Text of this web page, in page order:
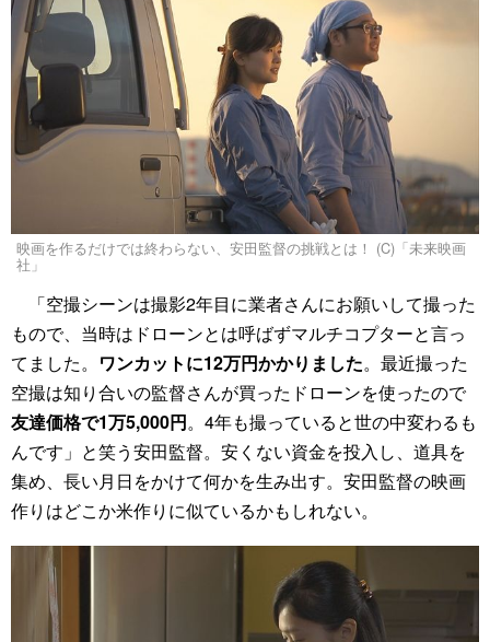
映画を作るだけでは終わらない、安田監督の挑戦とは！ (C)「未来映画
社」
「空撮シーンは撮影2年目に業者さんにお願いして撮った
もので、当時はドローンとは呼ばずマルチコプターと言っ
てました。 ワンカットに12万円かかりました。最近撮った
空撮は知り合いの監督さんが買ったドローンを使ったので
友達価格で1万5,000円。4年も撮っていると世の中変わるも
んです」と笑う安田監督。安くない資金を投入し、道具を
集め、長い月日をかけて何かを生み出す。安田監督の映画
作りはどこか米作りに似ているかもしれない。